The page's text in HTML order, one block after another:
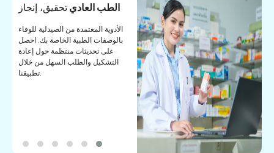
الطب العاديتحقيق، إنجاز
الأدوية المعتمدة من الصيدلية للوفاء
بالوصفات الطبية الخاصة بك. احصل
على تحديثات منتظمة حول إعادة
التشكيل والطلب السهل من خلال
تطبيقنا.